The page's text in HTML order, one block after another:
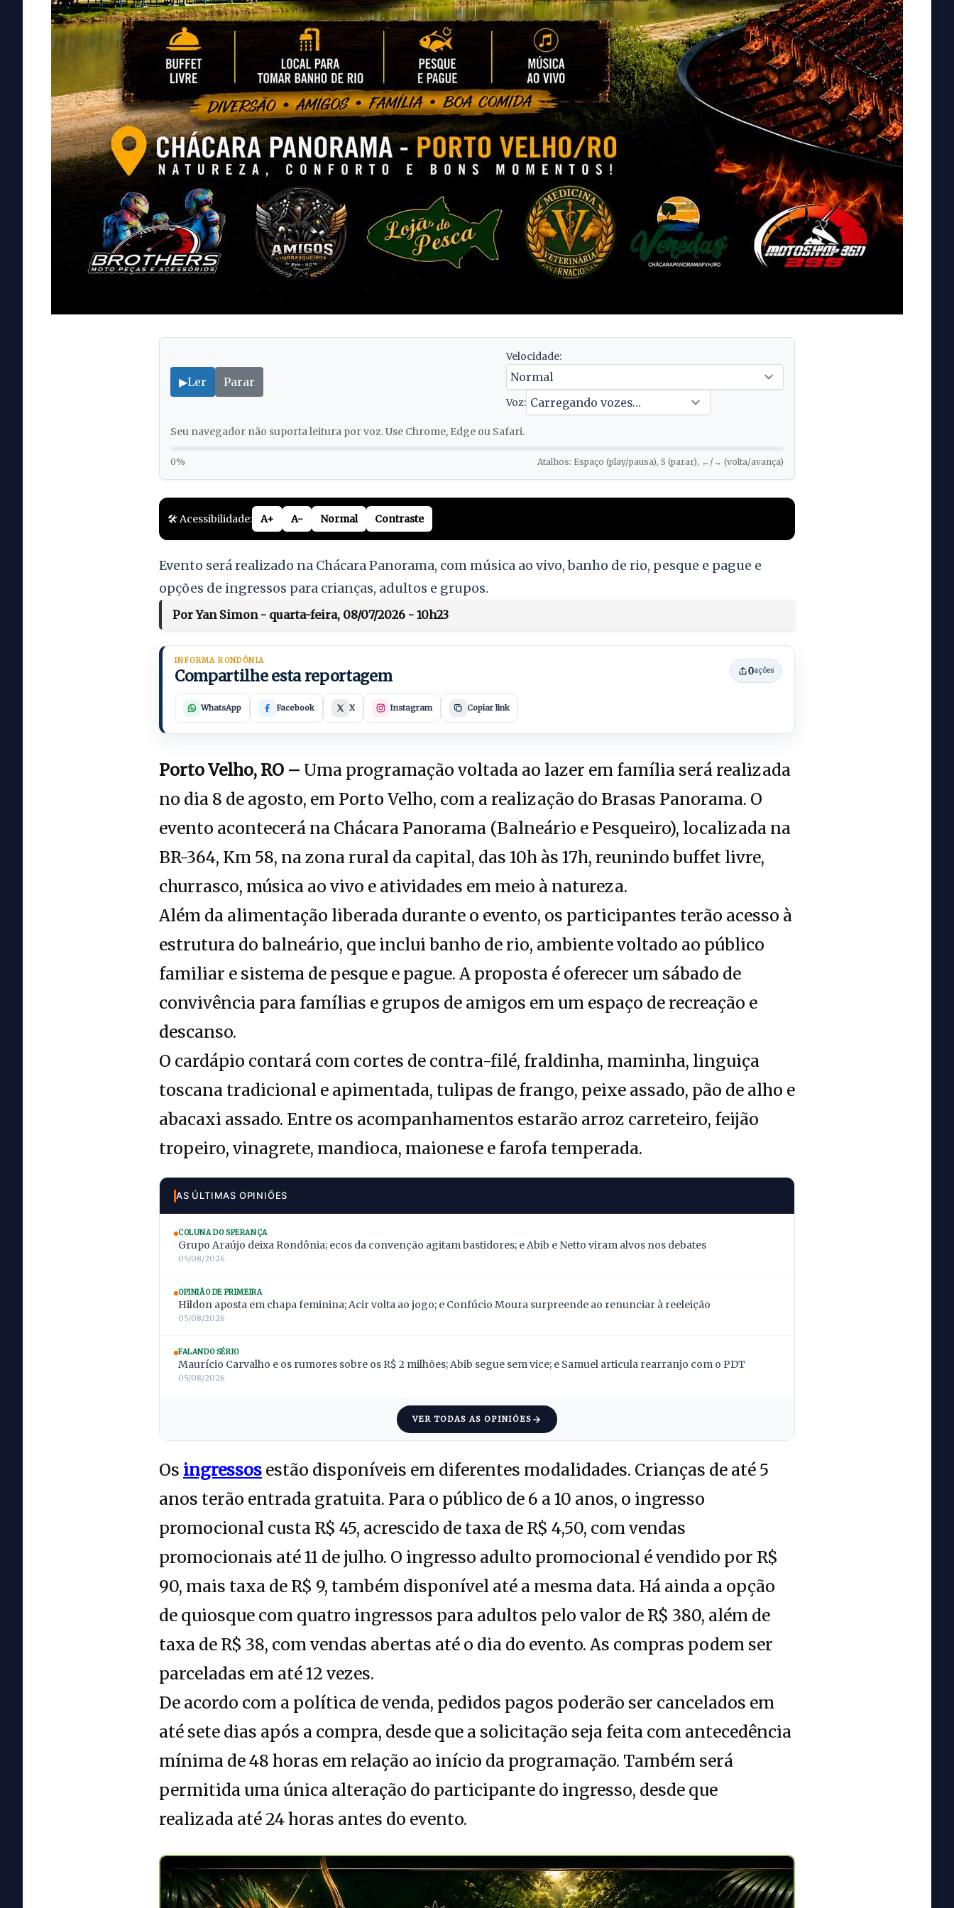
▶Ler Parar
Velocidade:
Voz:
Seu navegador não suporta leitura por voz. Use Chrome, Edge ou Safari.
0% Atalhos: Espaço (play/pausa), S (parar), ←/→ (volta/avança)
🛠️ Acessibilidade: A+ A- Normal Contraste
Evento será realizado na Chácara Panorama, com música ao vivo, banho de rio, pesque e pague e
opções de ingressos para crianças, adultos e grupos.
Por Yan Simon - quarta-feira, 08/07/2026 - 10h23
INFORMA RONDÔNIA
Compartilhe esta reportagem 0ações
WhatsApp Facebook X Instagram Copiar link
Porto Velho, RO – Uma programação voltada ao lazer em família será realizada
no dia 8 de agosto, em Porto Velho, com a realização do Brasas Panorama. O
evento acontecerá na Chácara Panorama (Balneário e Pesqueiro), localizada na
BR-364, Km 58, na zona rural da capital, das 10h às 17h, reunindo buffet livre,
churrasco, música ao vivo e atividades em meio à natureza.
Além da alimentação liberada durante o evento, os participantes terão acesso à
estrutura do balneário, que inclui banho de rio, ambiente voltado ao público
familiar e sistema de pesque e pague. A proposta é oferecer um sábado de
convivência para famílias e grupos de amigos em um espaço de recreação e
descanso.
O cardápio contará com cortes de contra-filé, fraldinha, maminha, linguiça
toscana tradicional e apimentada, tulipas de frango, peixe assado, pão de alho e
abacaxi assado. Entre os acompanhamentos estarão arroz carreteiro, feijão
tropeiro, vinagrete, mandioca, maionese e farofa temperada.
AS ÚLTIMAS OPINIÕES
COLUNA DO SPERANÇA
Grupo Araújo deixa Rondônia; ecos da convenção agitam bastidores; e Abib e Netto viram alvos nos debates
05/08/2026
OPINIÃO DE PRIMEIRA
Hildon aposta em chapa feminina; Acir volta ao jogo; e Confúcio Moura surpreende ao renunciar à reeleição
05/08/2026
FALANDO SÉRIO
Maurício Carvalho e os rumores sobre os R$ 2 milhões; Abib segue sem vice; e Samuel articula rearranjo com o PDT
05/08/2026
VER TODAS AS OPINIÕES
Os ingressos estão disponíveis em diferentes modalidades. Crianças de até 5
anos terão entrada gratuita. Para o público de 6 a 10 anos, o ingresso
promocional custa R$ 45, acrescido de taxa de R$ 4,50, com vendas
promocionais até 11 de julho. O ingresso adulto promocional é vendido por R$
90, mais taxa de R$ 9, também disponível até a mesma data. Há ainda a opção
de quiosque com quatro ingressos para adultos pelo valor de R$ 380, além de
taxa de R$ 38, com vendas abertas até o dia do evento. As compras podem ser
parceladas em até 12 vezes.
De acordo com a política de venda, pedidos pagos poderão ser cancelados em
até sete dias após a compra, desde que a solicitação seja feita com antecedência
mínima de 48 horas em relação ao início da programação. Também será
permitida uma única alteração do participante do ingresso, desde que
realizada até 24 horas antes do evento.